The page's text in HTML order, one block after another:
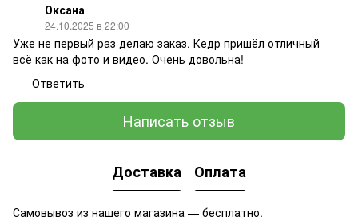
Оксана
24.10.2025 в 22:00
Уже не первый раз делаю заказ. Кедр пришёл отличный —
всё как на фото и видео. Очень довольна!
Ответить
Написать отзыв
Доставка Оплата
Самовывоз из нашего магазина — бесплатно.